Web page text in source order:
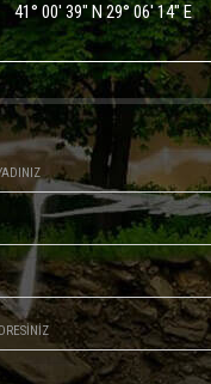
41° 00' 39" N 29° 06' 14" E